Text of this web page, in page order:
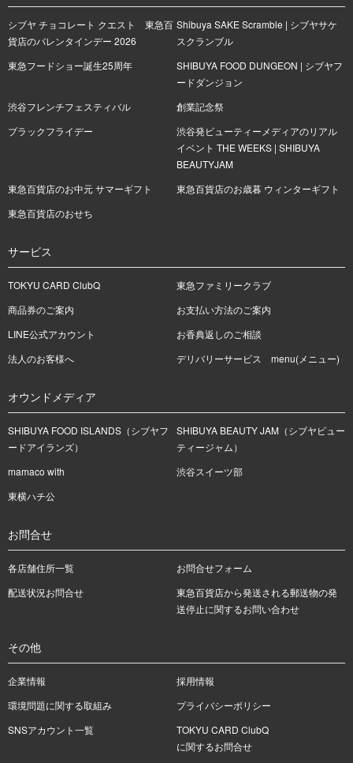
シブヤ チョコレート クエスト 東急百
貨店のバレンタインデー 2026
Shibuya SAKE Scramble | シブヤサケ
スクランブル
東急フードショー誕生25周年
SHIBUYA FOOD DUNGEON | シブヤフ
ードダンジョン
渋谷フレンチフェスティバル
創業記念祭
ブラックフライデー
渋谷発ビューティーメディアのリアル
イベント THE WEEKS | SHIBUYA
BEAUTYJAM
東急百貨店のお中元 サマーギフト
東急百貨店のお歳暮 ウィンターギフト
東急百貨店のおせち
サービス
TOKYU CARD ClubQ
東急ファミリークラブ
商品券のご案内
お支払い方法のご案内
LINE公式アカウント
お香典返しのご相談
法人のお客様へ
デリバリーサービス menu(メニュー)
オウンドメディア
SHIBUYA FOOD ISLANDS（シブヤフ
ードアイランズ）
SHIBUYA BEAUTY JAM（シブヤビュー
ティージャム）
mamaco with
渋谷スイーツ部
東横ハチ公
お問合せ
各店舗住所一覧
お問合せフォーム
配送状況お問合せ
東急百貨店から発送される郵送物の発
送停止に関するお問い合わせ
その他
企業情報
採用情報
環境問題に関する取組み
プライバシーポリシー
SNSアカウント一覧
TOKYU CARD ClubQ
に関するお問合せ